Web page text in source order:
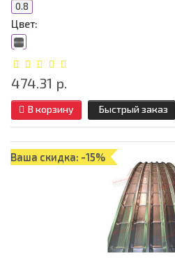
0.8
Цвет:
474.31 р.
В корзину Быстрый заказ
Ваша скидка: -15%